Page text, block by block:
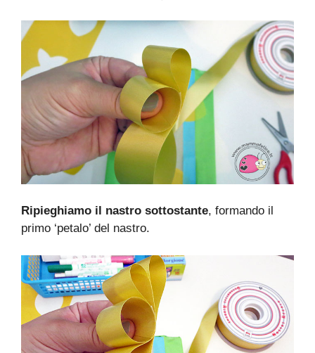
Ripieghiamo il nastro sottostante, formando il
primo ‘petalo’ del nastro.